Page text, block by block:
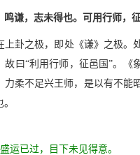
鸣谦，志未得也。可用行师，
上卦之极，即处《谦》之极。
故曰“利用行师，征邑国”。《
力柔不足兴王师，是以有不能
运已过，目下未见得意。